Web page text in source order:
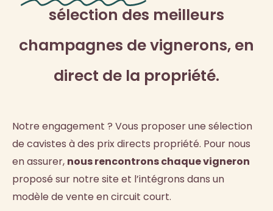
sélection des meilleurs
champagnes de vignerons, en
direct de la propriété.
Notre engagement ? Vous proposer une sélection
de cavistes à des prix directs propriété. Pour nous
en assurer, nous rencontrons chaque vigneron
proposé sur notre site et l’intégrons dans un
modèle de vente en circuit court.